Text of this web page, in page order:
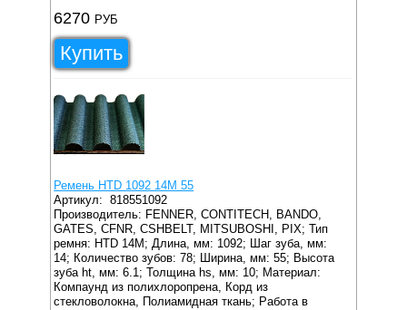
6270 РУБ
Купить
Ремень HTD 1092 14M 55
Артикул:818551092
Производитель: FENNER, CONTITECH, BANDO,
GATES, CFNR, CSHBELT, MITSUBOSHI, PIX; Тип
ремня: HTD 14M; Длина, мм: 1092; Шаг зуба, мм:
14; Количество зубов: 78; Ширина, мм: 55; Высота
зуба ht, мм: 6.1; Толщина hs, мм: 10; Материал:
Компаунд из полихлоропрена, Корд из
стекловолокна, Полиамидная ткань; Работа в